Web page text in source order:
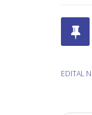
EDITAL N.